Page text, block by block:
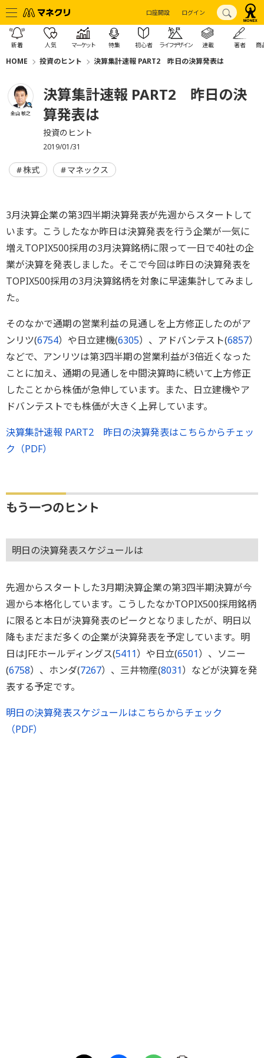
口座開設 ログイン
新着 人気 マーケット 特集 初心者 ライフデザイン 連載 著者 商
HOME 投資のヒント 決算集計速報 PART2 昨日の決算発表は
金山 敏之
決算集計速報 PART2 昨日の決
算発表は
投資のヒント
2019/01/31
株式 マネックス
3月決算企業の第3四半期決算発表が先週からスタートして
います。こうしたなか昨日は決算発表を行う企業が一気に
増えTOPIX500採用の3月決算銘柄に限って一日で40社の企
業が決算を発表しました。そこで今回は昨日の決算発表を
TOPIX500採用の3月決算銘柄を対象に早速集計してみまし
た。
そのなかで通期の営業利益の見通しを上方修正したのがア
ンリツ(6754）や日立建機(6305）、アドバンテスト(6857）
などで、アンリツは第3四半期の営業利益が3倍近くなった
ことに加え、通期の見通しを中間決算時に続いて上方修正
したことから株価が急伸しています。また、日立建機やア
ドバンテストでも株価が大きく上昇しています。
決算集計速報 PART2 昨日の決算発表はこちらからチェッ
ク（PDF）
もう一つのヒント
明日の決算発表スケジュールは
先週からスタートした3月期決算企業の第3四半期決算が今
週から本格化しています。こうしたなかTOPIX500採用銘柄
に限ると本日が決算発表のピークとなりましたが、明日以
降もまだまだ多くの企業が決算発表を予定しています。明
日はJFEホールディングス(5411）や日立(6501）、ソニー
(6758）、ホンダ(7267）、三井物産(8031）などが決算を発
表する予定です。
明日の決算発表スケジュールはこちらからチェック
（PDF）